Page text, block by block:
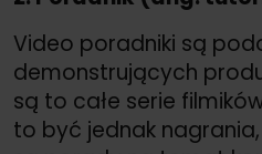
Video poradniki są
demonstrujących
są to całe serie
to być jednak